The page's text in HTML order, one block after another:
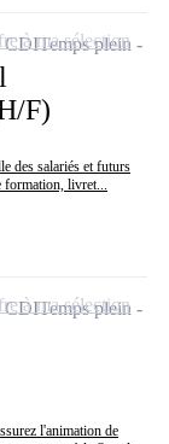
F)
des salariés et futurs
formation, livret...
CDITemps plein
à ma sélection
l'animation de
CDITemps plein
à ma sélection